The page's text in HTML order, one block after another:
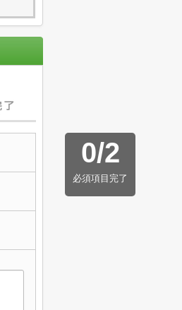
0/2
必須項目完了